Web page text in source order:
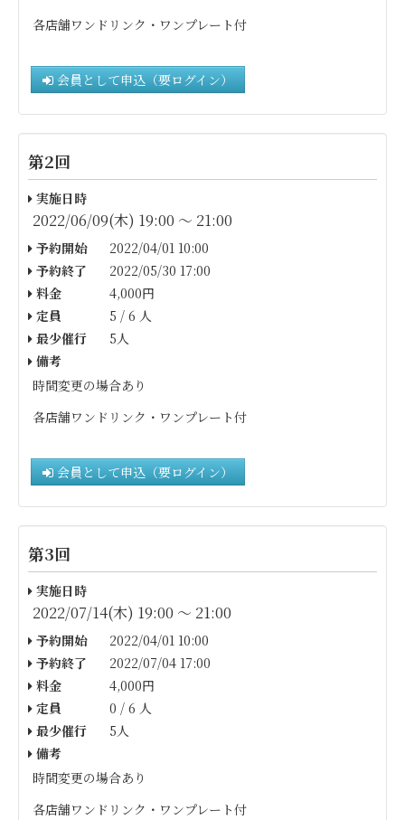
各店舗ワンドリンク・ワンプレート付
会員として申込（要ログイン）
第2回
実施日時
2022/06/09(木) 19:00 〜 21:00
予約開始
2022/04/01 10:00
予約終了
2022/05/30 17:00
料金
4,000円
定員
5 / 6 人
最少催行
5人
備考
時間変更の場合あり
各店舗ワンドリンク・ワンプレート付
会員として申込（要ログイン）
第3回
実施日時
2022/07/14(木) 19:00 〜 21:00
予約開始
2022/04/01 10:00
予約終了
2022/07/04 17:00
料金
4,000円
定員
0 / 6 人
最少催行
5人
備考
時間変更の場合あり
各店舗ワンドリンク・ワンプレート付